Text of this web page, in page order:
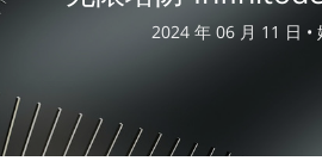
2024 年 06 月 11 日 •